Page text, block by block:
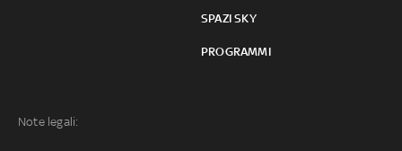
SPAZI SKY
PROGRAMMI
Note legali: